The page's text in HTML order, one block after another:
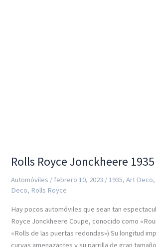
Rolls Royce Jonckheere 1935
Automóviles / febrero 10, 2023 /1935,Art Deco
Deco, Rolls Royce
Hay pocos automóviles que sean tan
Royce Jonckheere Coupe, conocido como
«Rolls de las puertas redondas»).Su longitud
curvas amenazantes y su parrilla de gran